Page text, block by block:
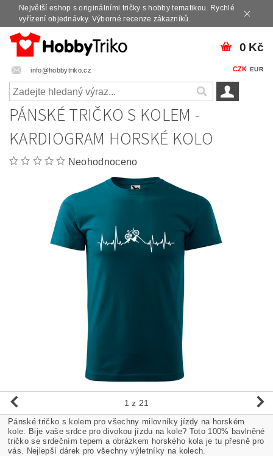
Největší eshop s originálními tričky s hobby tematikou. Rychlé
vyřízení objednávky. Výborné recenze zákazníků.
info@hobbytriko.cz CZK EUR
0 Kč
PÁNSKÉ TRIČKO S KOLEM -
KARDIOGRAM HORSKÉ KOLO
Neohodnoceno
1 z 21
Pánské tričko s kolem pro všechny milovníky jízdy na horském
kole. Bije vaše srdce pro divokou jízdu na kole? Toto 100% bavlněné
tričko se srdečním tepem a obrázkem horského kola je tu přesně pro
vás. Nejlepší dárek pro všechny výletníky na kolech.